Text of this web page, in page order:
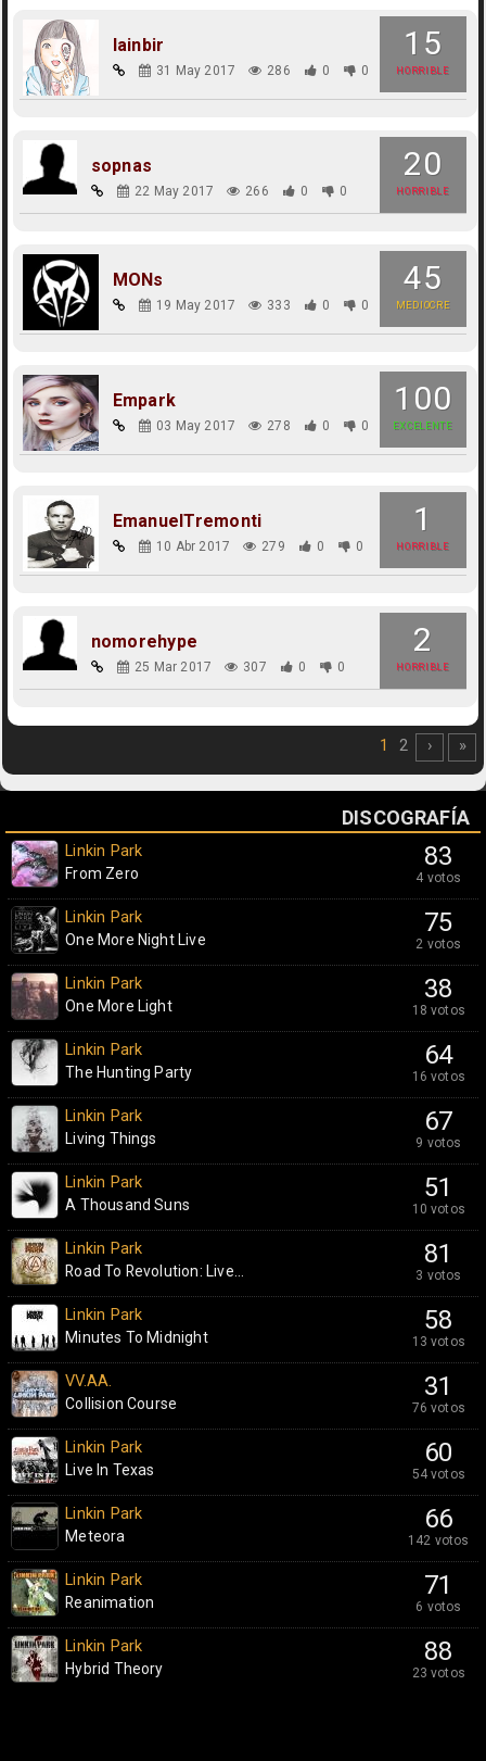
15
HORRIBLE
lainbir
31 May 2017 286 0 0
20
HORRIBLE
sopnas
22 May 2017 266 0 0
45
MEDIOCRE
MONs
19 May 2017 333 0 0
100
EXCELENTE
Empark
03 May 2017 278 0 0
1
HORRIBLE
EmanuelTremonti
10 Abr 2017 279 0 0
2
HORRIBLE
nomorehype
25 Mar 2017 307 0 0
1 2 › »
DISCOGRAFÍA
83
4 votos
Linkin Park
From Zero
75
2 votos
Linkin Park
One More Night Live
38
18 votos
Linkin Park
One More Light
64
16 votos
Linkin Park
The Hunting Party
67
9 votos
Linkin Park
Living Things
51
10 votos
Linkin Park
A Thousand Suns
81
3 votos
Linkin Park
Road To Revolution: Live...
58
13 votos
Linkin Park
Minutes To Midnight
31
76 votos
VV.AA.
Collision Course
60
54 votos
Linkin Park
Live In Texas
66
142 votos
Linkin Park
Meteora
71
6 votos
Linkin Park
Reanimation
88
23 votos
Linkin Park
Hybrid Theory